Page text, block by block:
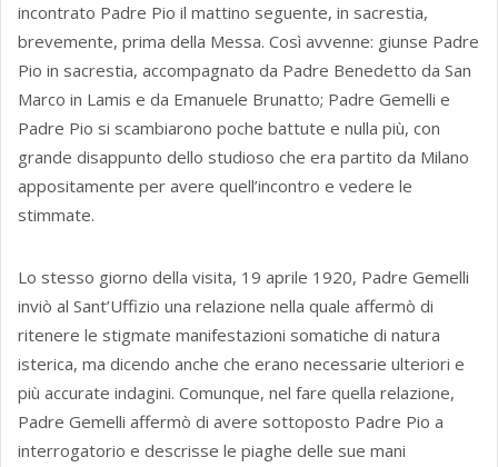
incontrato Padre Pio il mattino seguente, in sacrestia,
brevemente, prima della Messa. Così avvenne: giunse Padre
Pio in sacrestia, accompagnato da Padre Benedetto da San
Marco in Lamis e da Emanuele Brunatto; Padre Gemelli e
Padre Pio si scambiarono poche battute e nulla più, con
grande disappunto dello studioso che era partito da Milano
appositamente per avere quell’incontro e vedere le
stimmate.
Lo stesso giorno della visita, 19 aprile 1920, Padre Gemelli
inviò al Sant’Uffizio una relazione nella quale affermò di
ritenere le stigmate manifestazioni somatiche di natura
isterica, ma dicendo anche che erano necessarie ulteriori e
più accurate indagini. Comunque, nel fare quella relazione,
Padre Gemelli affermò di avere sottoposto Padre Pio a
interrogatorio e descrisse le piaghe delle sue mani